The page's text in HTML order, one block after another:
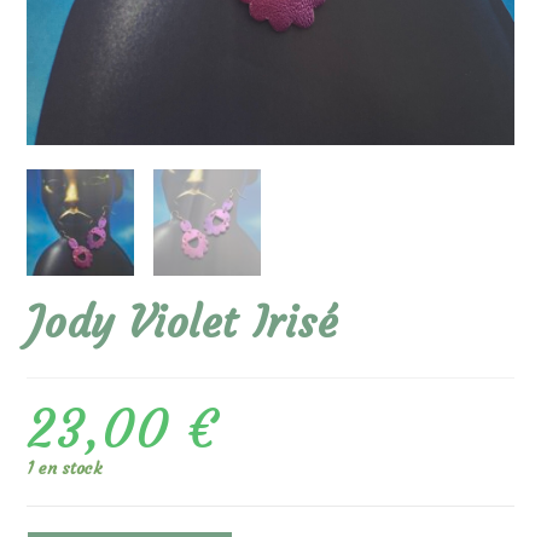
Jody Violet Irisé
23,00 €
1 en stock